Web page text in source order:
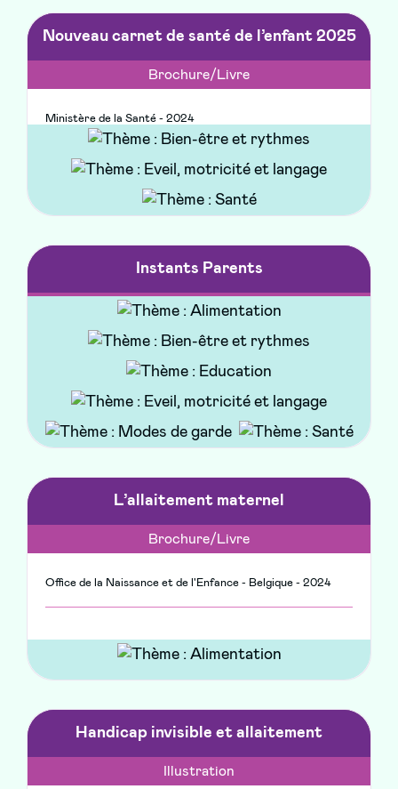
Nouveau carnet de santé de l’enfant 2025
Brochure/Livre
Ministère de la Santé - 2024
Instants Parents
Site web
L’allaitement maternel
Brochure/Livre
Office de la Naissance et de l'Enfance - Belgique - 2024
Handicap invisible et allaitement
Illustration